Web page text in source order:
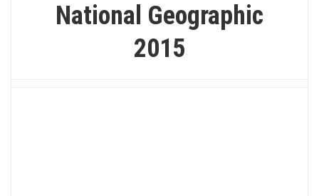
National Geographic
2015